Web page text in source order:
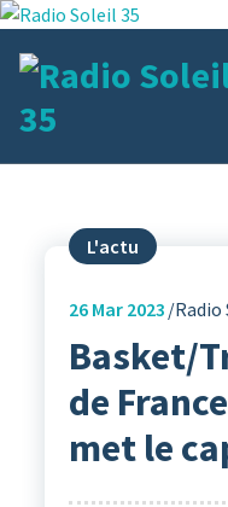
Aller
contenu
L'actu
26Mar 2023 Radio
Basket/
de
met le